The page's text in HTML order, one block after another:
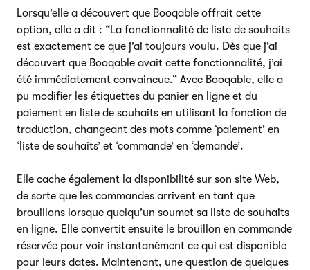
Lorsqu’elle a découvert que Booqable offrait cette
option, elle a dit : “La fonctionnalité de liste de souhaits
est exactement ce que j’ai toujours voulu. Dès que j’ai
découvert que Booqable avait cette fonctionnalité, j’ai
été immédiatement convaincue.” Avec Booqable, elle a
pu modifier les étiquettes du panier en ligne et du
paiement en liste de souhaits en utilisant la fonction de
traduction, changeant des mots comme ‘paiement’ en
‘liste de souhaits’ et ‘commande’ en ‘demande’.
Elle cache également la disponibilité sur son site Web,
de sorte que les commandes arrivent en tant que
brouillons lorsque quelqu’un soumet sa liste de souhaits
en ligne. Elle convertit ensuite le brouillon en commande
réservée pour voir instantanément ce qui est disponible
pour leurs dates. Maintenant, une question de quelques